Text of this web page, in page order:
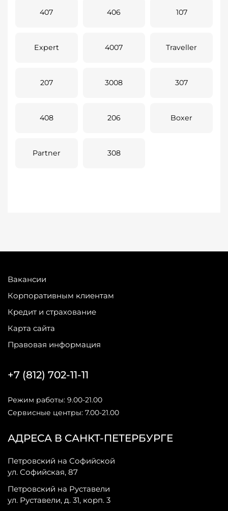
407 406 107
Expert 4007 Traveller
207 3008 307
408 206 Boxer
Partner 308
Вакансии
Корпоративным клиентам
Кредит и страхование
Карта сайта
Правовая информация
АДРЕСА В САНКТ-ПЕТЕРБУРГЕ
Петровский на Софийской
ул. Софийская, 87
Петровский на Руставели
ул. Руставели, д. 31, корп. 3
+7 (812) 702-11-11
Режим работы: 9.00-21.00
Сервисные центры: 7.00-21.00